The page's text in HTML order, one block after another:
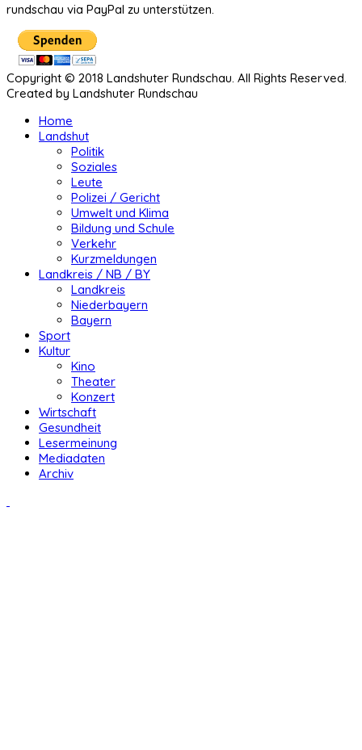
rundschau via PayPal zu unterstützen.
Copyright © 2018 Landshuter Rundschau. All Rights Reserved.
Created by Landshuter Rundschau
Home
Landshut
Politik
Soziales
Leute
Polizei / Gericht
Umwelt und Klima
Bildung und Schule
Verkehr
Kurzmeldungen
Landkreis / NB / BY
Landkreis
Niederbayern
Bayern
Sport
Kultur
Kino
Theater
Konzert
Wirtschaft
Gesundheit
Lesermeinung
Mediadaten
Archiv